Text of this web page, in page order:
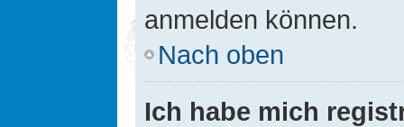
anmelden können.
Nach oben
Ich habe mich